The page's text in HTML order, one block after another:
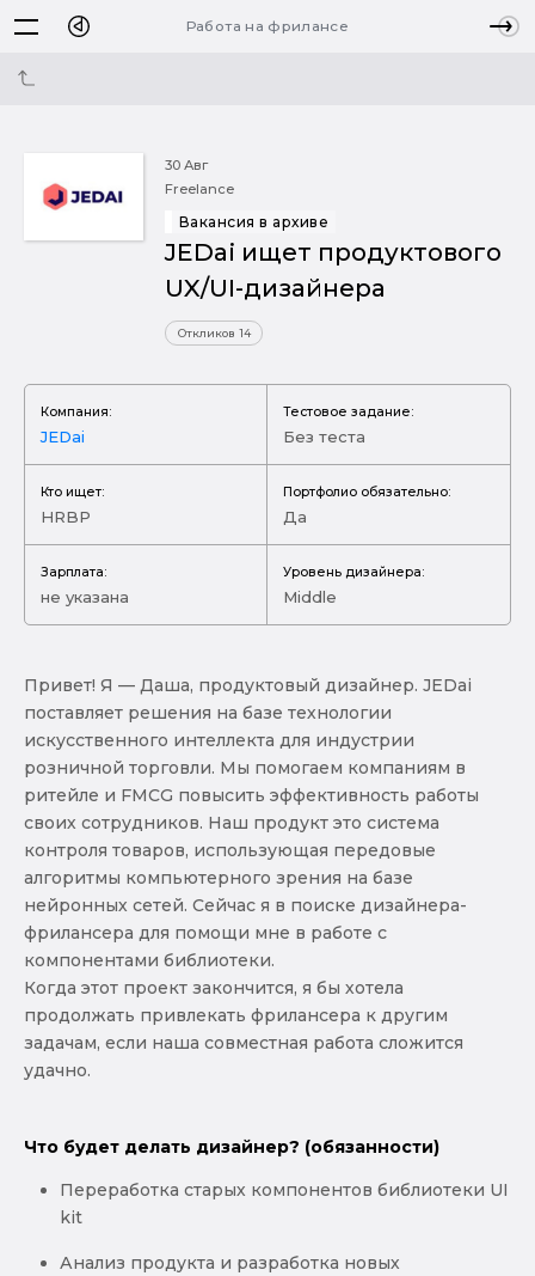
Работа на фрилансе
30 Авг
Freelance
Вакансия в архиве
JEDai ищет продуктового
UX/UI-дизайнера
Откликов 14
Компания:
JEDai
Тестовое задание:
Без теста
Кто ищет:
HRBP
Портфолио обязательно:
Да
Зарплата:
не указана
Уровень дизайнера:
Middle
Привет! Я — Даша, продуктовый дизайнер. JEDai
поставляет решения на базе технологии
искусственного интеллекта для индустрии
розничной торговли. Мы помогаем компаниям в
ритейле и FMCG повысить эффективность работы
своих сотрудников. Наш продукт это система
контроля товаров, использующая передовые
алгоритмы компьютерного зрения на базе
нейронных сетей. Сейчас я в поиске дизайнера-
фрилансера для помощи мне в работе с
компонентами библиотеки.
Когда этот проект закончится, я бы хотела
продолжать привлекать фрилансера к другим
задачам, если наша совместная работа сложится
удачно.
Что будет делать дизайнер? (обязанности)
Переработка старых компонентов библиотеки UI
kit
Анализ продукта и разработка новых